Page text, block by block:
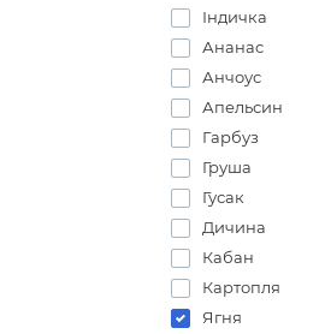
Індичка
Ананас
Анчоус
Апельсин
Гарбуз
Груша
Гусак
Дичина
Кабан
Картопля
Ягня